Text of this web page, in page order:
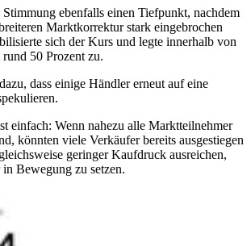
ebenfalls einen Tiefpunkt, nachdem
Marktkorrektur stark eingebrochen
sich der Kurs und legte innerhalb von
50 Prozent zu.
dass einige Händler erneut auf eine
einfach: Wenn nahezu alle Marktteilnehmer
könnten viele Verkäufer bereits ausgestiegen
geringer Kaufdruck ausreichen,
Bewegung zu setzen.